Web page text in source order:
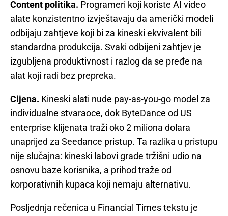
Content politika. Programeri koji koriste AI video
alate konzistentno izvještavaju da američki modeli
odbijaju zahtjeve koji bi za kineski ekvivalent bili
standardna produkcija. Svaki odbijeni zahtjev je
izgubljena produktivnost i razlog da se pređe na
alat koji radi bez prepreka.
Cijena. Kineski alati nude pay-as-you-go model za
individualne stvaraoce, dok ByteDance od US
enterprise klijenata traži oko 2 miliona dolara
unaprijed za Seedance pristup. Ta razlika u pristupu
nije slučajna: kineski labovi grade tržišni udio na
osnovu baze korisnika, a prihod traže od
korporativnih kupaca koji nemaju alternativu.
Posljednja rečenica u Financial Times tekstu je